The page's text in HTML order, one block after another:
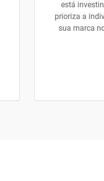
está
prioriza a
sua marca